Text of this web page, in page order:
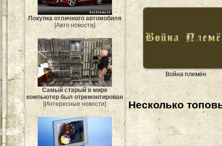
Покупка отличного автомобиля
[Авто новости]
Самый старый в мире
компьютер был отремонтирован
[Интересные новости]
Война племён
Несколько